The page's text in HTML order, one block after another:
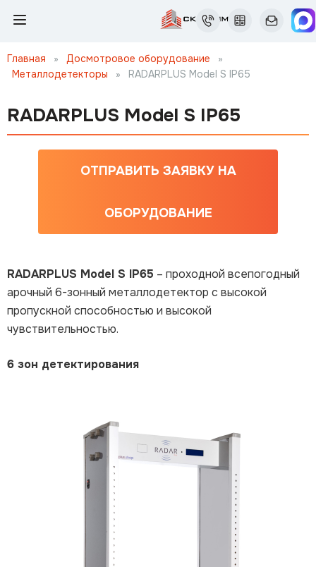
Главная » Досмотровое оборудование
»
Металлодетекторы
» RADARPLUS Model S IP65
RADARPLUS Model S IP65
ОТПРАВИТЬ ЗАЯВКУ НА
ОБОРУДОВАНИЕ
RADARPLUS Model S IP65 – проходной всепогодный
арочный 6-зонный металлодетектор с высокой
пропускной способностью и высокой
чувствительностью.
6 зон детектирования